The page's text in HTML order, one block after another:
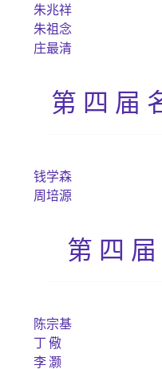
朱兆祥
朱祖念
庄最清
第四届
钱学森
周培源
第四
陈宗基
丁 儆
李 灏